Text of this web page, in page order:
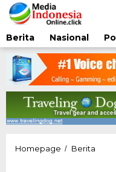
Lewati
ke
konten
Berita
Nasional
Homepage / Berita